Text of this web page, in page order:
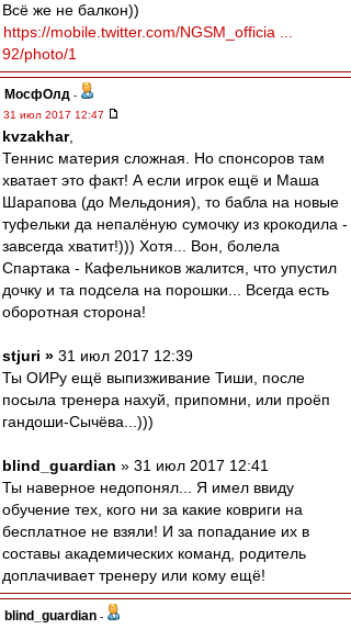
Всё же не балкон))
https://mobile.twitter.com/NGSM_officia ...
92/photo/1
МосфОлд -
31 июл 2017 12:47
kvzakhar,
Теннис материя сложная. Но спонсоров там
хватает это факт! А если игрок ещё и Маша
Шарапова (до Мельдония), то бабла на новые
туфельки да непалёную сумочку из крокодила -
завсегда хватит!))) Хотя... Вон, болела
Спартака - Кафельников жалится, что упустил
дочку и та подсела на порошки... Всегда есть
оборотная сторона!
stjuri » 31 июл 2017 12:39
Ты ОИРу ещё выпизживание Тиши, после
посыла тренера нахуй, припомни, или проёп
гандоши-Сычёва...)))
blind_guardian » 31 июл 2017 12:41
Ты наверное недопонял... Я имел ввиду
обучение тех, кого ни за какие ковриги на
бесплатное не взяли! И за попадание их в
составы академических команд, родитель
доплачивает тренеру или кому ещё!
blind_guardian -